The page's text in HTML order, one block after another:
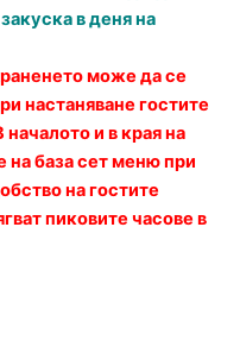
в деня на
може да се
настаняване гостите
и в края на
на база сет меню при
на гостите
пиковите часове в